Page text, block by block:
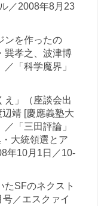
／2008年8月23
ンを作ったの
巽孝之、波津博
「科学魔界」
え」（座談会出
靖 [慶應義塾大
「三田評論」
大統領選とア
年10月1日／10-
たSFのネクスト
／エスクァイ